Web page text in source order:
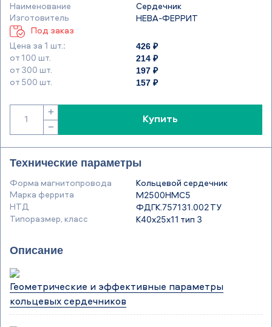
Наименование
Сердечник
Изготовитель
НЕВА-ФЕРРИТ
Под заказ
Цена за 1 шт.:
426 ₽
от 100 шт. 214 ₽
от 300 шт. 197 ₽
от 500 шт. 157 ₽
−
+
Купить
Технические параметры
Форма магнитопровода
Кольцевой сердечник
Марка феррита
М2500НМС5
НТД
ФДГК.757131.002 ТУ
Типоразмер, класс
К40х25х11 тип 3
Описание
Геометрические и эффективные параметры
кольцевых сердечников